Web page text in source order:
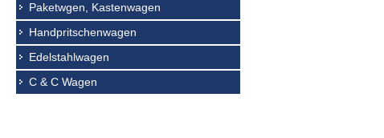
Paketwgen, Kastenwagen
Handpritschenwagen
Edelstahlwagen
C & C Wagen